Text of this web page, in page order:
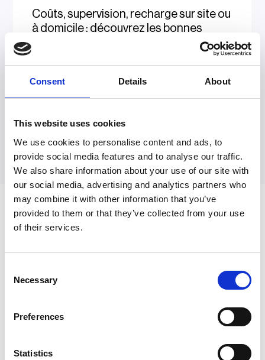
Consent Details About
This website uses cookies
We use cookies to personalise content and ads, to
provide social media features and to analyse our traffic.
We also share information about your use of our site with
our social media, advertising and analytics partners who
may combine it with other information that you’ve
provided to them or that they’ve collected from your use
of their services.
Selection
Necessary
Preferences
Statistics
Coûts, supervision, recharge sur site ou
à domicile : découvrez les bonnes
pratiques pour mettre en place une
recharge de votre flotte
Recevez gratuitement notre guide et découvrez
comment réduire vos coûts de recharge, simplifier